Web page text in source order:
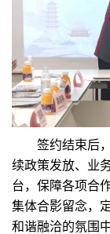
签约结束后，
续政策发放、业
台，保障各项合
集体合影留念，
和谐融洽的氛围